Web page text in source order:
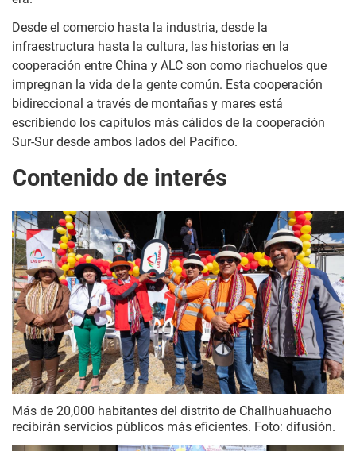
Desde el comercio hasta la industria, desde la
infraestructura hasta la cultura, las historias en la
cooperación entre China y ALC son como riachuelos que
impregnan la vida de la gente común. Esta cooperación
bidireccional a través de montañas y mares está
escribiendo los capítulos más cálidos de la cooperación
Sur-Sur desde ambos lados del Pacífico.
Contenido de interés
Más de 20,000 habitantes del distrito de Challhuahuacho
recibirán servicios públicos más eficientes. Foto: difusión.